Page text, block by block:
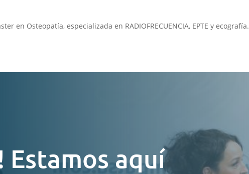
en Osteopatía, especializada en RADIOFRECUENCIA, EPTE y ecografía.
Estamos aquí